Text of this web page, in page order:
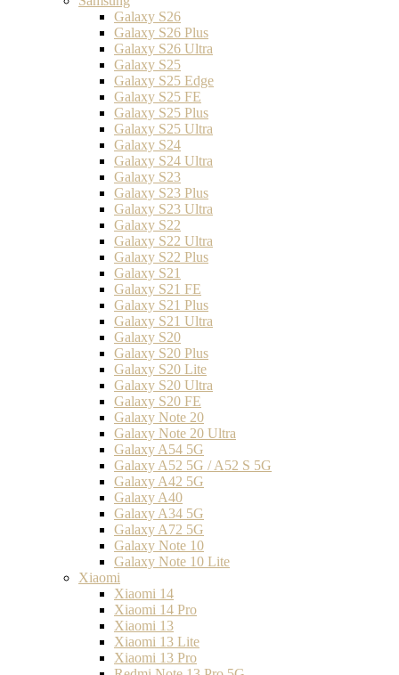
Galaxy S26
Galaxy S26 Plus
Galaxy S26 Ultra
Galaxy S25
Galaxy S25 Edge
Galaxy S25 FE
Galaxy S25 Plus
Galaxy S25 Ultra
Galaxy S24
Galaxy S24 Ultra
Galaxy S23
Galaxy S23 Plus
Galaxy S23 Ultra
Galaxy S22
Galaxy S22 Ultra
Galaxy S22 Plus
Galaxy S21
Galaxy S21 FE
Galaxy S21 Plus
Galaxy S21 Ultra
Galaxy S20
Galaxy S20 Plus
Galaxy S20 Lite
Galaxy S20 Ultra
Galaxy S20 FE
Galaxy Note 20
Galaxy Note 20 Ultra
Galaxy A54 5G
Galaxy A52 5G / A52 S 5G
Galaxy A42 5G
Galaxy A40
Galaxy A34 5G
Galaxy A72 5G
Galaxy Note 10
Galaxy Note 10 Lite
Xiaomi
Xiaomi 14
Xiaomi 14 Pro
Xiaomi 13
Xiaomi 13 Lite
Xiaomi 13 Pro